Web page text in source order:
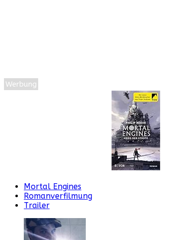
Werbung
Mortal Engines
Romanverfilmung
Trailer